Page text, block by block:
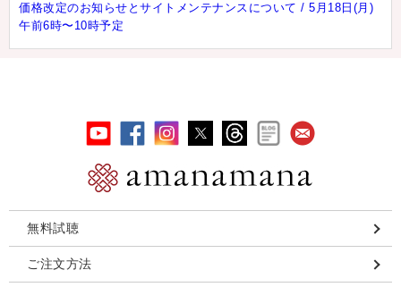
価格改定のお知らせとサイトメンテナンスについて / 5月18日(月)
午前6時〜10時予定
無料試聴
ご注文方法